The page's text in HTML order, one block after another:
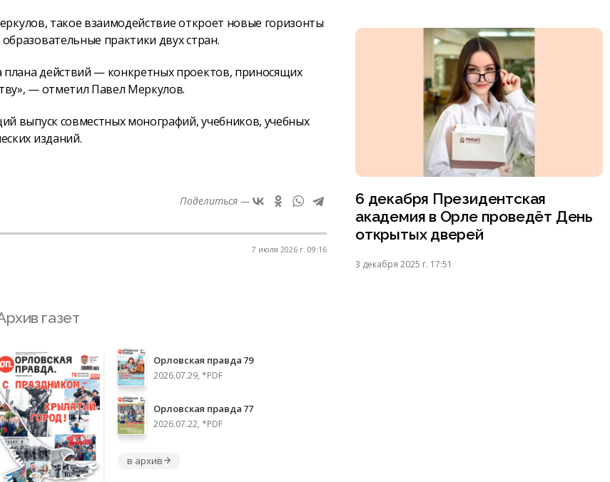
такое взаимодействие откроет новые горизонты
практики двух стран.
действий — конкретных проектов, приносящих
— отметил Павел Меркулов.
выпуск совместных монографий, учебников, учебных
изданий.
Поделиться —
7 июля 2026 г. 09:16
6 декабря Президентская
академия в Орле проведёт День
открытых дверей
3 декабря 2025 г. 17:51
газет
Орловская правда 79
2026.07.29, *PDF
Орловская правда 77
2026.07.22, *PDF
в архив